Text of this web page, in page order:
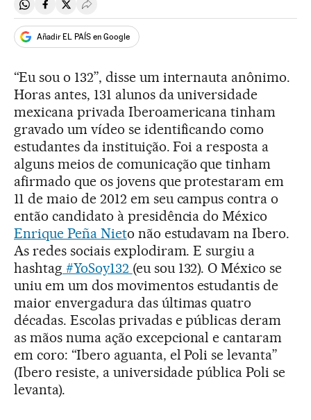
Compartir en Whatsapp
Compartir en Facebook
Compartir en Twitter
Desplegar Redes Sociales
Añadir EL PAÍS en Google
“Eu sou o 132”, disse um internauta anônimo.
Horas antes, 131 alunos da universidade
mexicana privada Iberoamericana tinham
gravado um vídeo se identificando como
estudantes da instituição. Foi a resposta a
alguns meios de comunicação que tinham
afirmado que os jovens que protestaram em
11 de maio de 2012 em seu campus contra o
então candidato à presidência do México
Enrique Peña Nieto não estudavam na Ibero.
As redes sociais explodiram. E surgiu a
hashtag #YoSoy132 (eu sou 132). O México se
uniu em um dos movimentos estudantis de
maior envergadura das últimas quatro
décadas. Escolas privadas e públicas deram
as mãos numa ação excepcional e cantaram
em coro: “Ibero aguanta, el Poli se levanta”
(Ibero resiste, a universidade pública Poli se
levanta).